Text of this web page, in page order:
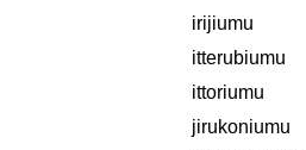
irijiumu
itterubiumu
ittoriumu
jirukoniumu